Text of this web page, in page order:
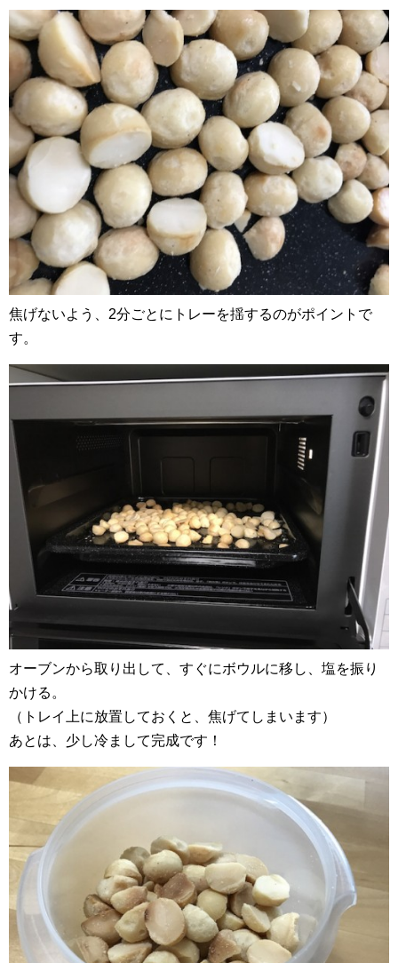
焦げないよう、2分ごとにトレーを揺するのがポイントで
す。
オーブンから取り出して、すぐにボウルに移し、塩を振り
かける。
（トレイ上に放置しておくと、焦げてしまいます）
あとは、少し冷まして完成です！